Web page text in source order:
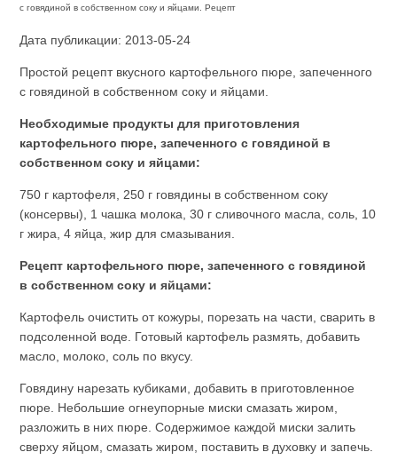
с говядиной в собственном соку и яйцами. Рецепт
Дата публикации: 2013-05-24
Простой рецепт вкусного картофельного пюре, запеченного
с говядиной в собственном соку и яйцами.
Необходимые продукты для приготовления
картофельного пюре, запеченного с говядиной в
собственном соку и яйцами:
750 г картофеля, 250 г говядины в собственном соку
(консервы), 1 чашка молока, 30 г сливочного масла, соль, 10
г жира, 4 яйца, жир для смазывания.
Рецепт картофельного пюре, запеченного с говядиной
в собственном соку и яйцами:
Картофель очистить от кожуры, порезать на части, сварить в
подсоленной воде. Готовый картофель размять, добавить
масло, молоко, соль по вкусу.
Говядину нарезать кубиками, добавить в приготовленное
пюре. Небольшие огнеупорные миски смазать жиром,
разложить в них пюре. Содержимое каждой миски залить
сверху яйцом, смазать жиром, поставить в духовку и запечь.